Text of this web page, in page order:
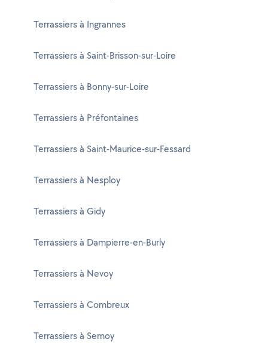
Terrassiers à Ingrannes
Terrassiers à Saint-Brisson-sur-Loire
Terrassiers à Bonny-sur-Loire
Terrassiers à Préfontaines
Terrassiers à Saint-Maurice-sur-Fessard
Terrassiers à Nesploy
Terrassiers à Gidy
Terrassiers à Dampierre-en-Burly
Terrassiers à Nevoy
Terrassiers à Combreux
Terrassiers à Semoy